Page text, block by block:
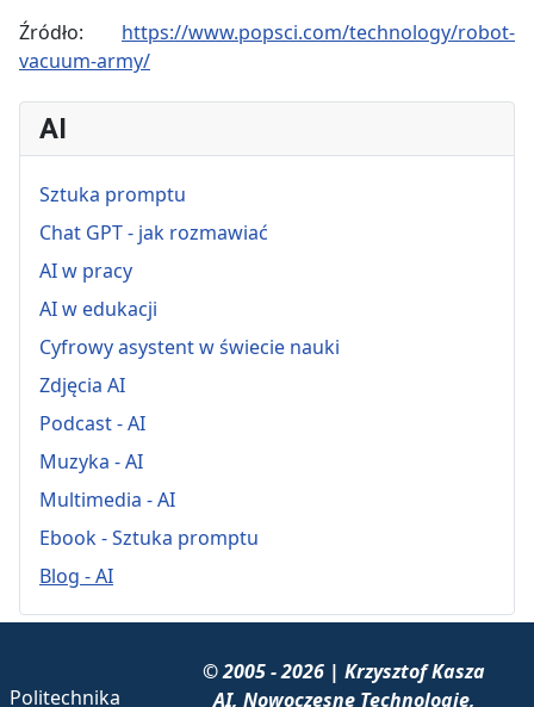
Źródło: https://www.popsci.com/technology/robot-
vacuum-army/
AI
Sztuka promptu
Chat GPT - jak rozmawiać
AI w pracy
AI w edukacji
Cyfrowy asystent w świecie nauki
Zdjęcia AI
Podcast - AI
Muzyka - AI
Multimedia - AI
Ebook - Sztuka promptu
Blog - AI
Politechnika
© 2005 - 2026 | Krzysztof Kasza
AI, Nowoczesne Technologie,